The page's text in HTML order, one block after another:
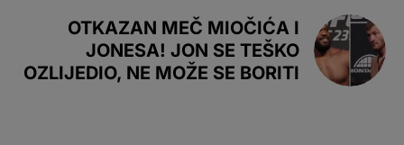
OTKAZAN MEČ MIOČIĆA I
JONESA! JON SE TEŠKO
OZLIJEDIO, NE MOŽE SE BORITI